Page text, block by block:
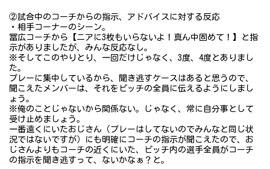
②試合中のコーチからの指示、アドバイスに対する反応
・相手コーナーのシーン。
冨広コーチから【ニアに3枚もいらないよ！真ん中固めて！】と指
示がありましたが、みんな反応なし。
※そしてこのやりとり、一回だけじゃなく、3度、4度とありまし
た。
プレーに集中しているから、聞き逃すケースはあると思うので、
聞こえたメンバーは、それをピッチの全員に伝えるようにしまし
ょう。
※俺のことじゃないから関係ない。じゃなく、常に自分事として
受け止めましょう。
一番遠くにいたおじさん（プレーはしてないのでみんなと同じ状
況ではないですが）にも明確にコーチの指示が聞こえたので、お
じさんよりもコーチの近くにいた、ピッチ内の選手全員がコーチ
の指示を聞き逃すって、ないかなぁ？と。